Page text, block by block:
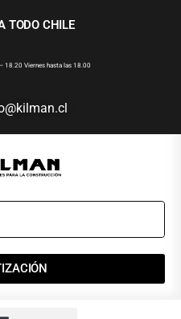
TODO CHILE
18.20 Viernes hasta las 18.00